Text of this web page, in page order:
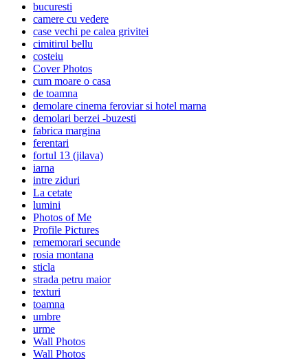
bucuresti
camere cu vedere
case vechi pe calea grivitei
cimitirul bellu
costeiu
Cover Photos
cum moare o casa
de toamna
demolare cinema feroviar si hotel marna
demolari berzei -buzesti
fabrica margina
ferentari
fortul 13 (jilava)
iarna
intre ziduri
La cetate
lumini
Photos of Me
Profile Pictures
rememorari secunde
rosia montana
sticla
strada petru maior
texturi
toamna
umbre
urme
Wall Photos
Wall Photos